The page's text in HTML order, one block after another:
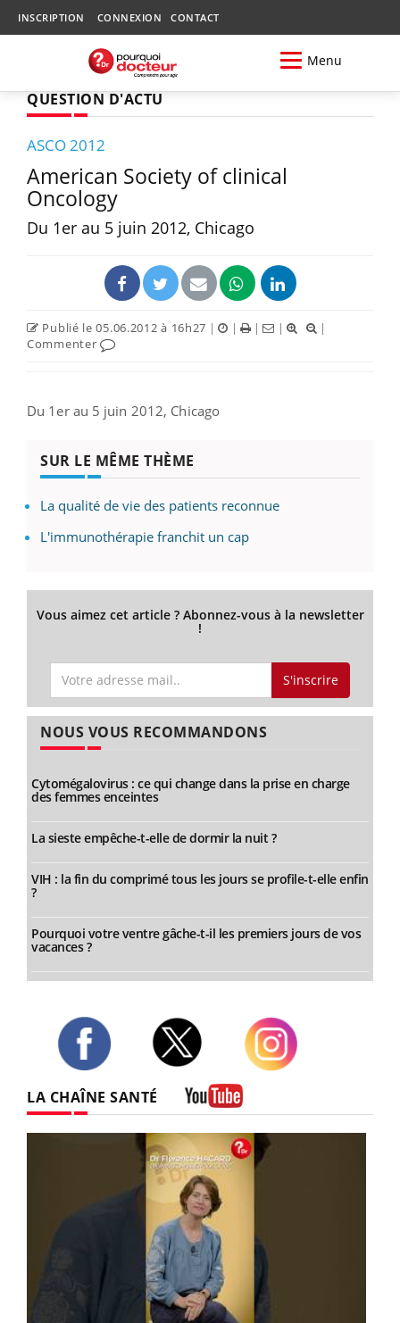
INSCRIPTION CONNEXION CONTACT
Menu
QUESTION D'ACTU
ASCO 2012
American Society of clinical
Oncology
Du 1er au 5 juin 2012, Chicago
Publié le 05.06.2012 à 16h27 | | | |
|
Commenter
Du 1er au 5 juin 2012, Chicago
SUR LE MÊME THÈME
La qualité de vie des patients reconnue
L'immunothérapie franchit un cap
Vous aimez cet article ? Abonnez-vous à la newsletter
!
S'inscrire
NOUS VOUS RECOMMANDONS
Cytomégalovirus : ce qui change dans la prise en charge
des femmes enceintes
La sieste empêche-t-elle de dormir la nuit ?
VIH : la fin du comprimé tous les jours se profile-t-elle enfin
?
Pourquoi votre ventre gâche-t-il les premiers jours de vos
vacances ?
LA CHAÎNE SANTÉ